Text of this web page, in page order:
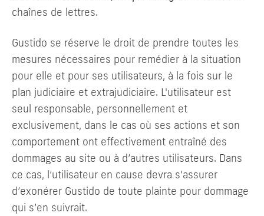
chaînes de lettres.
Gustido se réserve le droit de prendre toutes les
mesures nécessaires pour remédier à la situation
pour elle et pour ses utilisateurs, à la fois sur le
plan judiciaire et extrajudiciaire. L'utilisateur est
seul responsable, personnellement et
exclusivement, dans le cas où ses actions et son
comportement ont effectivement entraîné des
dommages au site ou à d’autres utilisateurs. Dans
ce cas, l’utilisateur en cause devra s’assurer
d’exonérer Gustido de toute plainte pour dommage
qui s’en suivrait.